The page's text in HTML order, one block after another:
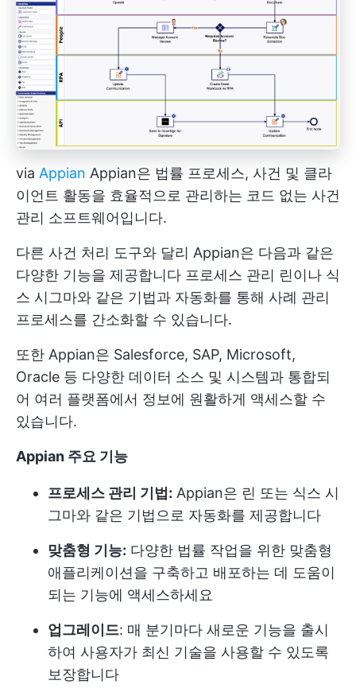
via Appian Appian은 법률 프로세스, 사건 및 클라
이언트 활동을 효율적으로 관리하는 코드 없는 사건
관리 소프트웨어입니다.
다른 사건 처리 도구와 달리 Appian은 다음과 같은
다양한 기능을 제공합니다 프로세스 관리 린이나 식
스 시그마와 같은 기법과 자동화를 통해 사례 관리
프로세스를 간소화할 수 있습니다.
또한 Appian은 Salesforce, SAP, Microsoft,
Oracle 등 다양한 데이터 소스 및 시스템과 통합되
어 여러 플랫폼에서 정보에 원활하게 액세스할 수
있습니다.
Appian 주요 기능
프로세스 관리 기법: Appian은 린 또는 식스 시
그마와 같은 기법으로 자동화를 제공합니다
맞춤형 기능: 다양한 법률 작업을 위한 맞춤형
애플리케이션을 구축하고 배포하는 데 도움이
되는 기능에 액세스하세요
업그레이드: 매 분기마다 새로운 기능을 출시
하여 사용자가 최신 기술을 사용할 수 있도록
보장합니다